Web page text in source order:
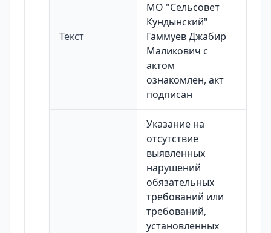
Текст
МО "Сельсовет
Кундынский"
Гаммуев Джабир
Маликович с
актом
ознакомлен, акт
подписан
Указание на
отсутствие
выявленных
нарушений
обязательных
требований или
требований,
установленных